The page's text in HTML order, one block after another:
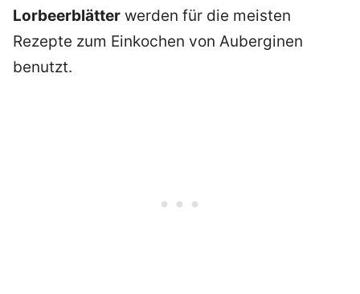
Lorbeerblätter werden für die meisten
Rezepte zum Einkochen von Auberginen
benutzt.